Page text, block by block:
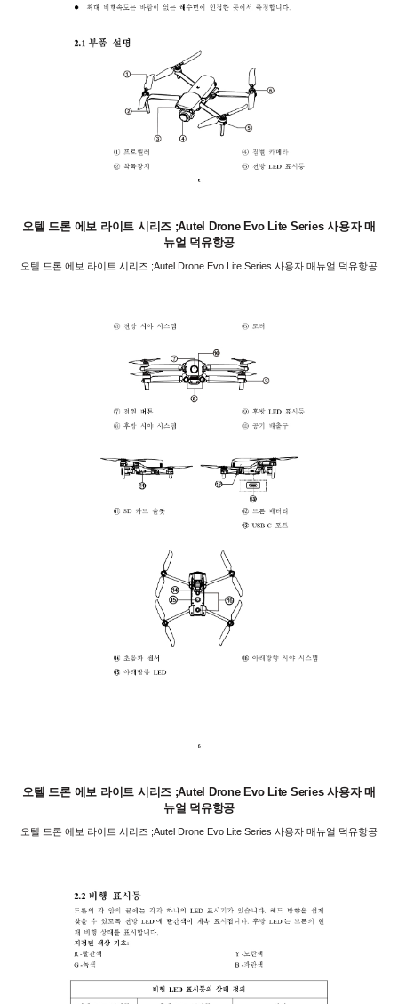
오텔 드론 에보 라이트 시리즈 ;Autel Drone Evo Lite Series 사용자 매
뉴얼 덕유항공
오텔 드론 에보 라이트 시리즈 ;Autel Drone Evo Lite Series 사용자 매뉴얼 덕유항공
오텔 드론 에보 라이트 시리즈 ;Autel Drone Evo Lite Series 사용자 매
뉴얼 덕유항공
오텔 드론 에보 라이트 시리즈 ;Autel Drone Evo Lite Series 사용자 매뉴얼 덕유항공